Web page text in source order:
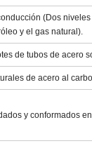
(Dos
y el gas natural).
de tubos de acero
de acero al
y conformados